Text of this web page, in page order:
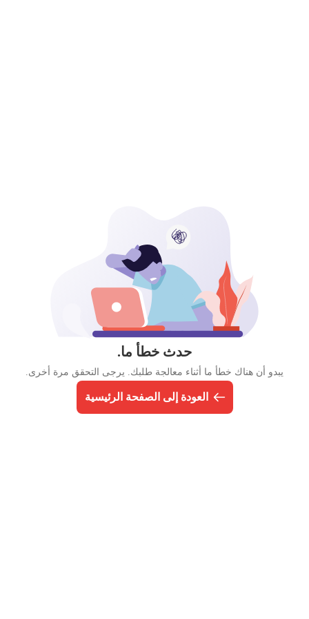
حدث خطأ ما.
يبدو أن هناك خطأ ما أثناء معالجة طلبك. يرجى التحقق مرة أخرى.
العودة إلى الصفحة الرئيسية